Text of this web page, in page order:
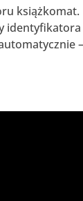
książkomat.
identyfikatora